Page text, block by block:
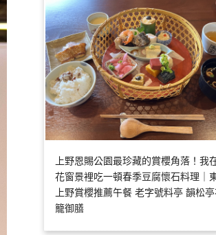
上野恩賜公園最珍藏的賞櫻角落！我
花窗景裡吃一頓春季豆腐懷石料理｜
上野賞櫻推薦午餐 老字號料亭 韻松
籠御膳